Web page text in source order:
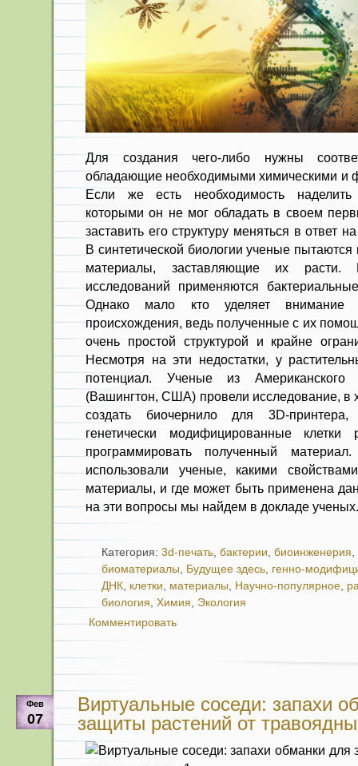
Для создания чего-либо нужны
обладающие необходимыми химическими и
Если же есть необходимость наделить
которыми он не мог обладать в своем
заставить его структуру меняться в ответ
В синтетической биологии ученые
материалы, заставляющие их расти.
исследований применяются
Однако мало кто уделяет внимание
происхождения, ведь полученные с их
очень простой структурой и крайне
Несмотря на эти недостатки, у
потенциал. Ученые из Американского
(Вашингтон, США) провели исследование, в
создать биочернило для 3D-
генетически модифицированные клетки
программировать полученный
использовали ученые, какими
материалы, и где может быть применена
на эти вопросы мы найдем в докладе
Категория: 3d-печать, бактерии, биоинженерия,
биоматериалы, Будущее здесь, генно-
ДНК, клетки, материалы, Научно-популярное,
биология, Химия, Экология
Комментировать
Фев
07
Виртуальные соседи: запахи
защиты растений от